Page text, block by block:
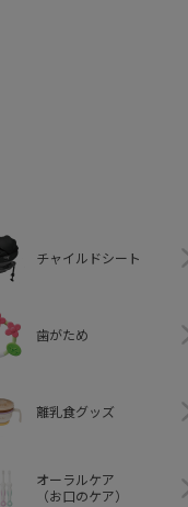
チャイルドシート
歯がため
離乳食グッズ
オーラルケア
（お口のケア）